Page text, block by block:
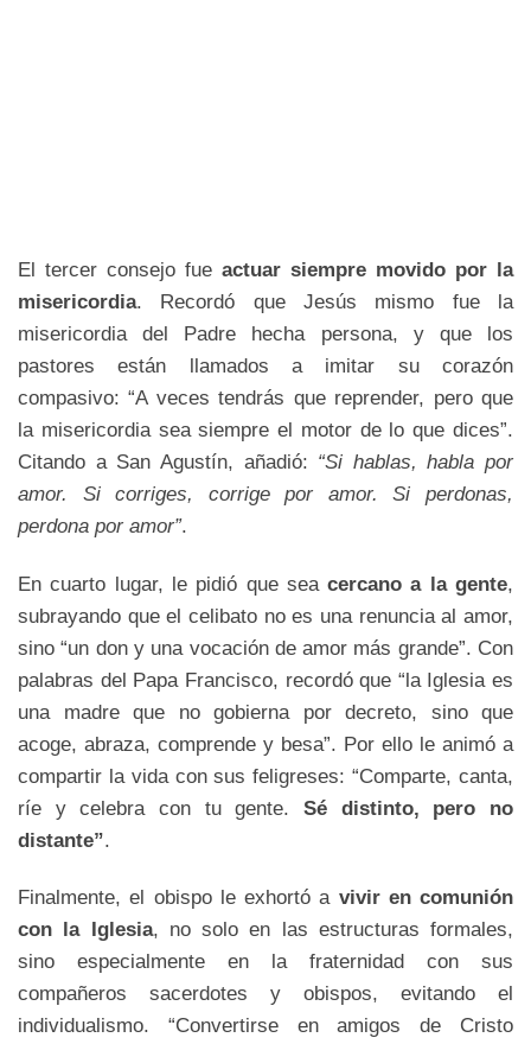
El tercer consejo fue actuar siempre movido por la
misericordia. Recordó que Jesús mismo fue la
misericordia del Padre hecha persona, y que los
pastores están llamados a imitar su corazón
compasivo: “A veces tendrás que reprender, pero que
la misericordia sea siempre el motor de lo que dices”.
Citando a San Agustín, añadió: “Si hablas, habla por
amor. Si corriges, corrige por amor. Si perdonas,
perdona por amor”.
En cuarto lugar, le pidió que seacercano a la gente,
subrayando que el celibato no es una renuncia al amor,
sino “un don y una vocación de amor más grande”. Con
palabras del Papa Francisco, recordó que “la Iglesia es
una madre que no gobierna por decreto, sino que
acoge, abraza, comprende y besa”. Por ello le animó a
compartir la vida con sus feligreses: “Comparte, canta,
ríe y celebra con tu gente. Sé distinto, pero no
distante”.
Finalmente, el obispo le exhortó a vivir en comunión
con la Iglesia, no solo en las estructuras formales,
sino especialmente en la fraternidad con sus
compañeros sacerdotes y obispos, evitando el
individualismo. “Convertirse en amigos de Cristo